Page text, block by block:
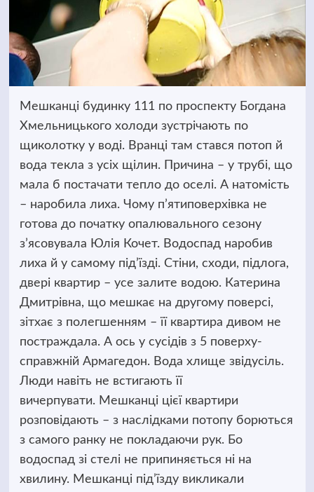
Мешканці будинку 111 по проспекту Богдана
Хмельницького холоди зустрічають по
щиколотку у воді. Вранці там стався потоп й
вода текла з усіх щілин. Причина – у трубі, що
мала б постачати тепло до оселі. А натомість
– наробила лиха. Чому п’ятиповерхівка не
готова до початку опалювального сезону
з’ясовувала Юлія Кочет. Водоспад наробив
лиха й у самому під’їзді. Стіни, сходи, підлога,
двері квартир – усе залите водою. Катерина
Дмитрівна, що мешкає на другому поверсі,
зітхає з полегшенням – її квартира дивом не
постраждала. А ось у сусідів з 5 поверху-
справжній Армагедон. Вода хлище звідусіль.
Люди навіть не встигають її
вичерпувати. Мешканці цієї квартири
розповідають – з наслідками потопу борються
з самого ранку не покладаючи рук. Бо
водоспад зі стелі не припиняється ні на
хвилину. Мешканці під’їзду викликали